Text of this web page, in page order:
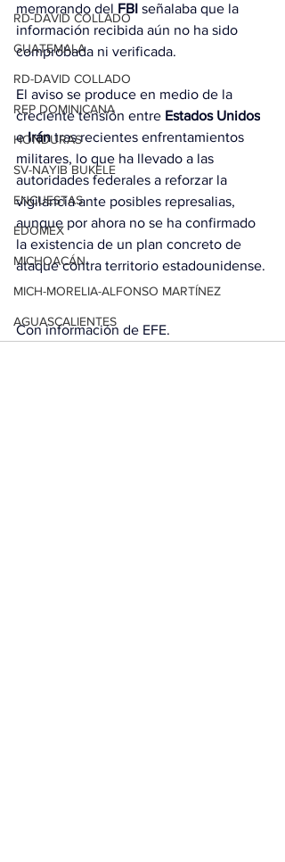
RD-DAVID COLLADO
GUATEMALA
RD-DAVID COLLADO
REP DOMINICANA
HONDURAS
SV-NAYIB BUKELE
ENCUESTAS
EDOMEX
MICHOACÁN
MICH-MORELIA-ALFONSO MARTÍNEZ
AGUASCALIENTES
memorando del FBI señalaba que la
información recibida aún no ha sido
comprobada ni verificada.
El aviso se produce en medio de la
creciente tensión entre Estados Unidos
e Irán tras recientes enfrentamientos
militares, lo que ha llevado a las
autoridades federales a reforzar la
vigilancia ante posibles represalias,
aunque por ahora no se ha confirmado
la existencia de un plan concreto de
ataque contra territorio estadounidense.
Con información de EFE.